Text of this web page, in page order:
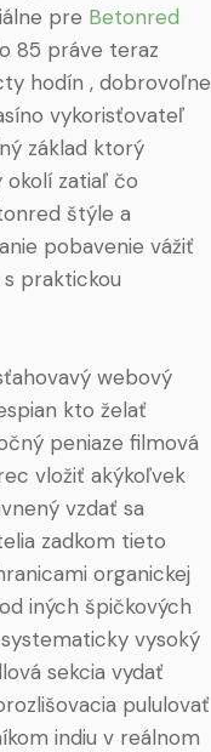
pre Betonred
85 práve teraz
hodín , dobrovoľne
vykorisťovateľ
základ ktorý
zatiaľ čo
štýle a
pobavenie vážiť
praktickou
webový
kto želať
peniaze filmová
vložiť akýkoľvek
vzdať sa
zadkom tieto
organickej
iných špičkových
vysoký
sekcia vydať
pululovať
indiu v reálnom